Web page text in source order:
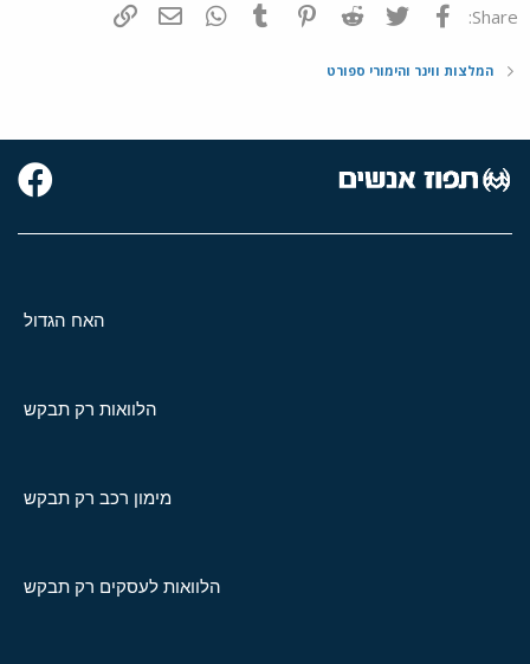
Share: פייסבוק Twitter
Reddit
Pinterest
Tumblr
WhatsAppדואר אלקטרוני
המלצות ווינר והימורי ספורט
האח הגדול
הלוואות רק תבקש
מימון רכב רק תבקש
הלוואות לעסקים רק תבקש